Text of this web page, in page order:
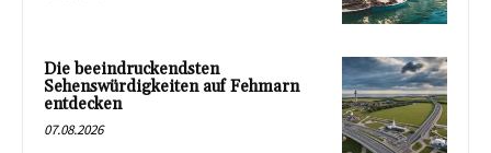
Die beeindruckendsten
Sehenswürdigkeiten auf Fehmarn
entdecken
07.08.2026